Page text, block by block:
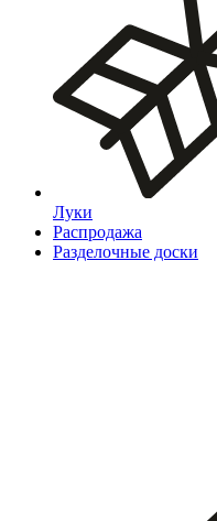
Луки
Распродажа
Разделочные доски